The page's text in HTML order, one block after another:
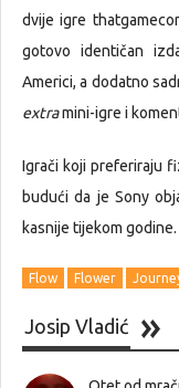
dvije igre
gotovo identičan
Americi, a dodatno
extramini-igre i
Igrači koji preferiraju
budući da je Sony
kasnije tijekom godine.
Flow Flower
Josip Vladić